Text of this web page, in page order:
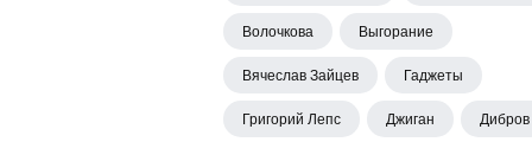
Волочкова Выгорание
Вячеслав Зайцев Гаджеты
Григорий Лепс Джиган Дибров